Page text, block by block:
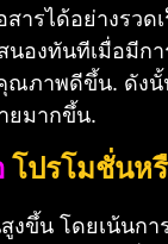
สารได้อย่างรว
องทันทีเมื่อมีกา
ณภาพดีขึ้น. ดังนั้
ยมากขึ้น.
โปรโมชั่นห
งขึ้น โดยเน้นก